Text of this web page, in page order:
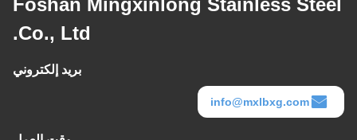
Foshan Mingxinlong Stainless Steel
Co., Ltd.
بريد إلكتروني
info@mxlbxg.com